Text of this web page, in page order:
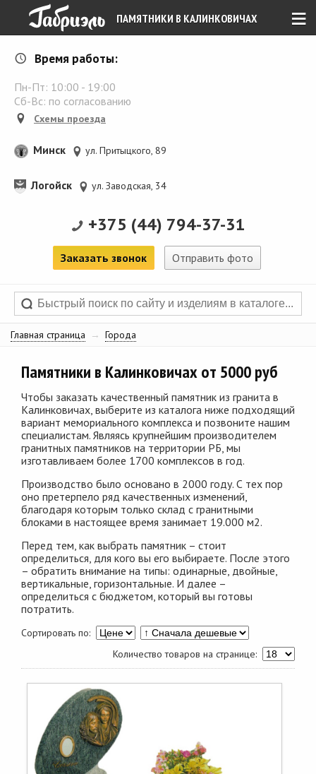
≡
ПАМЯТНИКИ В КАЛИНКОВИЧАХ
Время работы:
Пн-Пт: 10:00 - 19:00
Сб-Вс: по согласованию
Схемы проезда
Минск ул. Притыцкого, 89
Логойск ул. Заводская, 34
+375 (44) 794-37-31
Заказать звонок Отправить фото
Главная страница → Города
Памятники в Калинковичах от 5000 руб
Чтобы заказать качественный памятник из гранита в
Калинковичах, выберите из каталога ниже подходящий
вариант мемориального комплекса и позвоните нашим
специалистам. Являясь крупнейшим производителем
гранитных памятников на территории РБ, мы
изготавливаем более 1700 комплексов в год.
Производство было основано в 2000 году. С тех пор
оно претерпело ряд качественных изменений,
благодаря которым только склад с гранитными
блоками в настоящее время занимает 19.000 м2.
Перед тем, как выбрать памятник – стоит
определиться, для кого вы его выбираете. После этого
– обратить внимание на типы: одинарные, двойные,
вертикальные, горизонтальные. И далее –
определиться с бюджетом, который вы готовы
потратить.
Сортировать по:
Количество товаров на странице: